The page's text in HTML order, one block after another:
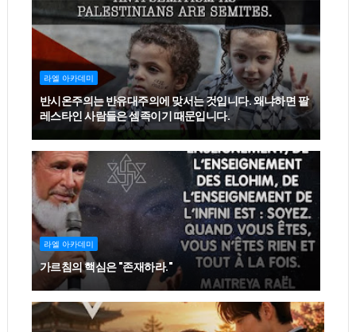
라엘 아카데미
반시온주의는 반유대주의에 맞서는 것입니다. 왜냐하면 팔
레스타인 사람들은 셈족이기 때문입니다.
라엘 아카데미
가르침의 핵심은 "존재하라."